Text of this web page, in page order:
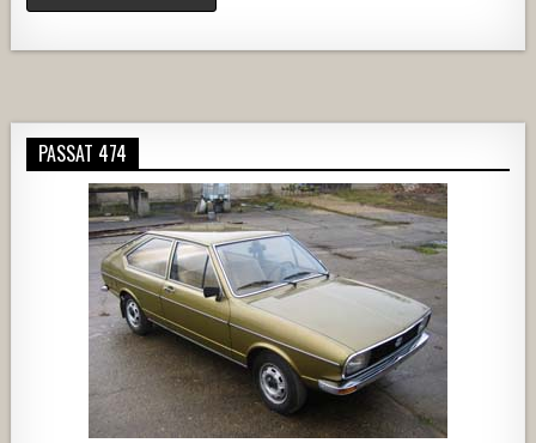
PASSAT 474